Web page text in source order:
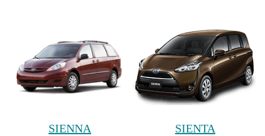
SIENNA SIENTA